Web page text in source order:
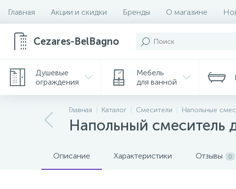
Главная Акции и скидки Бренды О магазине
Cezares-BelBagno
Душевые
ограждения
Мебель
для ванной
Главная Каталог Смесители Напольные
Напольный смеситель
Описание Характеристики Отзывы 0